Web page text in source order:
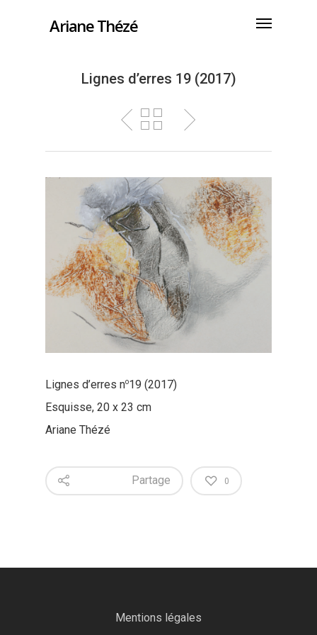
Ariane Thézé
Lignes d’erres 19 (2017)
Lignes d’erres no19 (2017)
Esquisse, 20 x 23 cm
Ariane Thézé
Partage 0
Mentions légales